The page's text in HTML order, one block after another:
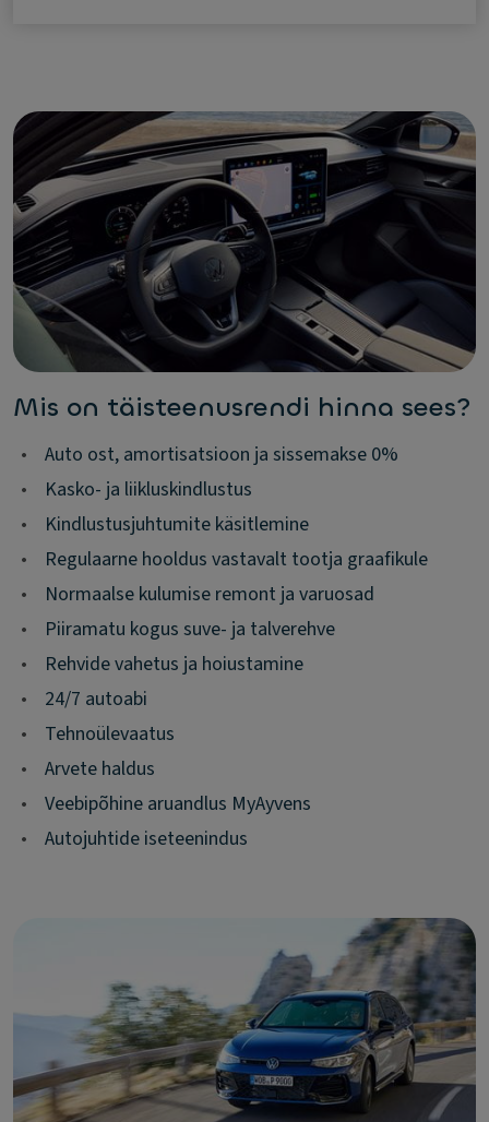
Mis on täisteenusrendi hinna sees?
•
Auto ost, amortisatsioon ja sissemakse 0%
•
Kasko- ja liikluskindlustus
•
Kindlustusjuhtumite käsitlemine
•
Regulaarne hooldus vastavalt tootja graafikule
•
Normaalse kulumise remont ja varuosad
•
Piiramatu kogus suve- ja talverehve
•
Rehvide vahetus ja hoiustamine
•
24/7 autoabi
•
Tehnoülevaatus
•
Arvete haldus
•
Veebipõhine aruandlus MyAyvens
•
Autojuhtide iseteenindus